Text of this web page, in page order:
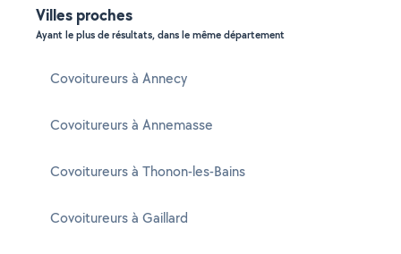
Villes proches
Ayant le plus de résultats, dans le même département
Covoitureurs à Annecy
Covoitureurs à Annemasse
Covoitureurs à Thonon-les-Bains
Covoitureurs à Gaillard